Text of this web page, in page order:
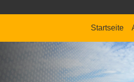
Startseite